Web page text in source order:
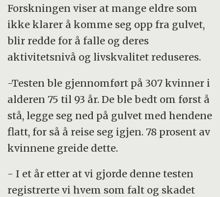
Forskningen viser at mange eldre som
ikke klarer å komme seg opp fra gulvet,
blir redde for å falle og deres
aktivitetsnivå og livskvalitet reduseres.
-Testen ble gjennomført på 307 kvinner i
alderen 75 til 93 år. De ble bedt om først å
stå, legge seg ned på gulvet med hendene
flatt, for så å reise seg igjen. 78 prosent av
kvinnene greide dette.
- I et år etter at vi gjorde denne testen
registrerte vi hvem som falt og skadet